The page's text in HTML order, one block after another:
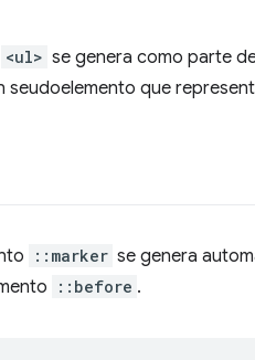
<ul> se genera como parte
seudoelemento que
::marker se genera
::before .